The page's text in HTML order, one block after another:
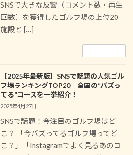
SNSで大きな反響（コメント数・再生
回数）を獲得したゴルフ場の上位20
施設と […]
【2025年最新版】SNSで話題の人気ゴル
フ場ランキングTOP20｜全国の“バズっ
てる”コースを一挙紹介！
2025年4月27日
SNSで話題！今注目のゴルフ場はど
こ？ 「今バズってるゴルフ場ってど
こ？」「Instagramでよく見るあのコ